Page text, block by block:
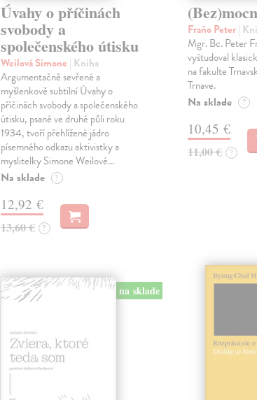
Úvahy o příčinách
svobody a
společenského útisku
Weilová Simone | Kniha
Argumentačně sevřené a
myšlenkově subtilní Úvahy o
příčinách svobody a společenského
útisku, psané ve druhé půli roku
1934, tvoří přehlížené jádro
písemného odkazu aktivistky a
myslitelky Simone Weilové…
Na sklade ?
12,92 €
13,60 € ?
Fraňo Peter|
Mgr. Bc. Peter
vyštudoval
na fakulte
Trnave.
Na sklade ?
10,45 €
11,00 € ?
na sklade